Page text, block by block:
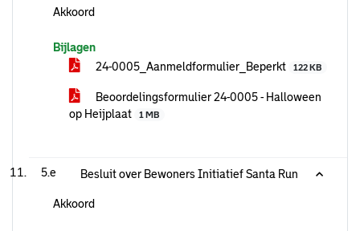
Akkoord
Bijlagen
24-0005_Aanmeldformulier_Beperkt
122 KB
Beoordelingsformulier 24-0005 - Halloween
op Heijplaat
1 MB
5.e Besluit over Bewoners Initiatief Santa Run
Akkoord